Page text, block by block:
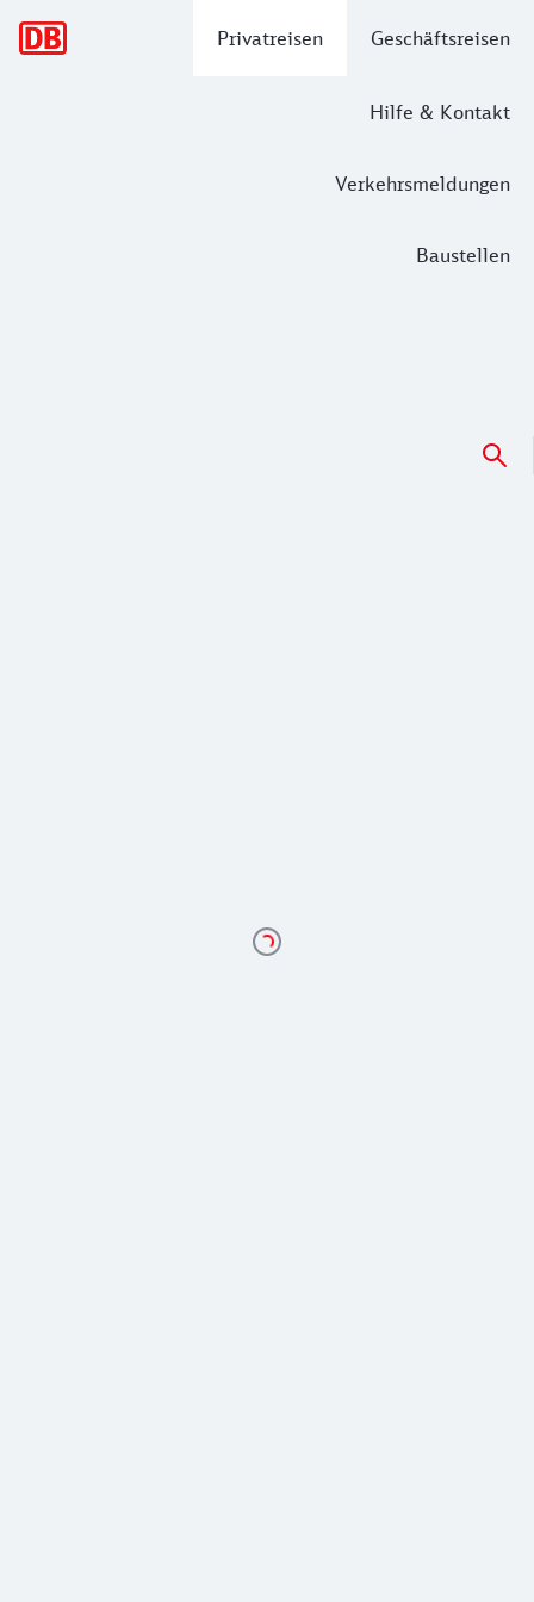
Privatreisen Geschäftsreisen
Hilfe & Kontakt
Verkehrsmeldungen
Baustellen